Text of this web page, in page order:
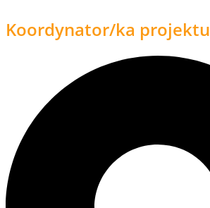
Koordynator/ka projektu